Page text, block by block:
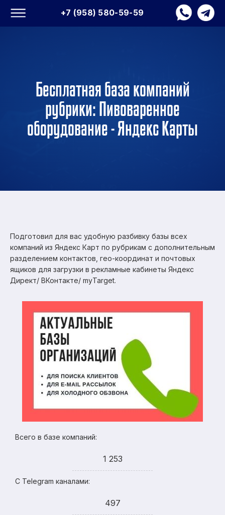
+7 (958) 580-59-59
Бесплатная база компаний
рубрики: Пивоваренное
оборудование - Яндекс Карты
Подготовил для вас удобную разбивку базы всех
компаний из Яндекс Карт по рубрикам с дополнительным
разделением контактов, гео-координат и почтовых
ящиков для загрузки в рекламные кабинеты Яндекс
Директ/ ВКонтакте/ myTarget.
Всего в базе компаний:
1 253
С Telegram каналами:
497